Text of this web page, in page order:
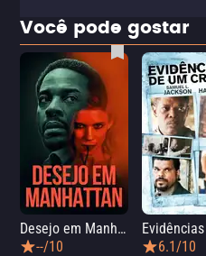
Você pode gostar
Desejo em Manhattan
--/10
6.1/10